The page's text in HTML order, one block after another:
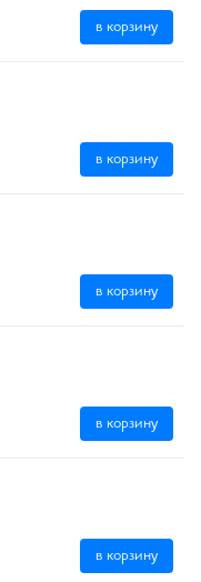
в корзину
в корзину
в корзину
в корзину
в корзину